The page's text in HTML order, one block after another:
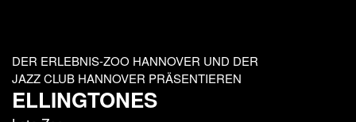
DER ERLEBNIS-ZOO HANNOVER UND DER
JAZZ CLUB HANNOVER PRÄSENTIEREN
ELLINGTONES